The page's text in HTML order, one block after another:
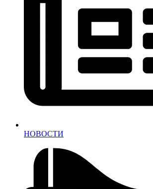
НОВОСТИ